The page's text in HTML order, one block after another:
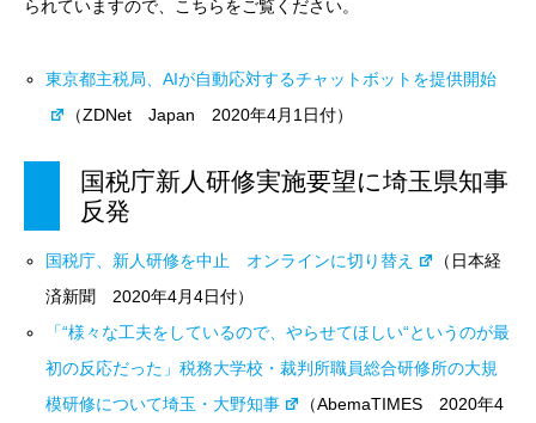
られていますので、こちらをご覧ください。
東京都主税局、AIが自動応対するチャットボットを提供開始
（ZDNet Japan 2020年4月1日付）
国税庁新人研修実施要望に埼玉県知事
反発
国税庁、新人研修を中止 オンラインに切り替え
（日本経
済新聞 2020年4月4日付）
「“様々な工夫をしているので、やらせてほしい“というのが最
初の反応だった」税務大学校・裁判所職員総合研修所の大規
模研修について埼玉・大野知事
（AbemaTIMES 2020年4